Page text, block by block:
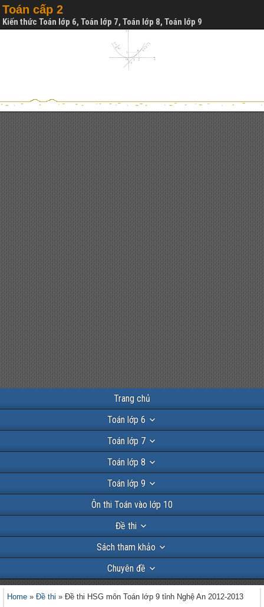
Toán cấp 2
Kiến thức Toán lớp 6, Toán lớp 7, Toán lớp 8, Toán lớp 9
Trang chủ
Toán lớp 6
Toán lớp 7
Toán lớp 8
Toán lớp 9
Ôn thi Toán vào lớp 10
Đề thi
Sách tham khảo
Chuyên đề
Home » Đề thi » Đề thi HSG môn Toán lớp 9 tỉnh Nghệ An 2012-2013